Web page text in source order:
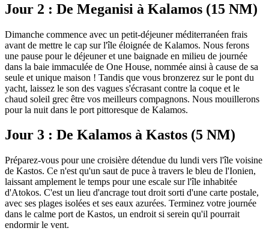
Jour 2 : De Meganisi à Kalamos (15 NM)
Dimanche commence avec un petit-déjeuner méditerranéen frais
avant de mettre le cap sur l'île éloignée de Kalamos. Nous ferons
une pause pour le déjeuner et une baignade en milieu de journée
dans la baie immaculée de One House, nommée ainsi à cause de sa
seule et unique maison ! Tandis que vous bronzerez sur le pont du
yacht, laissez le son des vagues s'écrasant contre la coque et le
chaud soleil grec être vos meilleurs compagnons. Nous mouillerons
pour la nuit dans le port pittoresque de Kalamos.
Jour 3 : De Kalamos à Kastos (5 NM)
Préparez-vous pour une croisière détendue du lundi vers l'île voisine
de Kastos. Ce n'est qu'un saut de puce à travers le bleu de l'Ionien,
laissant amplement le temps pour une escale sur l'île inhabitée
d'Atokos. C'est un lieu d'ancrage tout droit sorti d'une carte postale,
avec ses plages isolées et ses eaux azurées. Terminez votre journée
dans le calme port de Kastos, un endroit si serein qu'il pourrait
endormir le vent.